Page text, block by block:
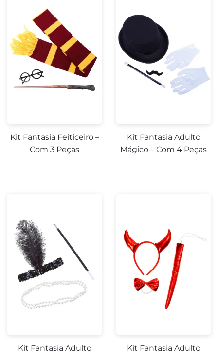
Kit Fantasia Feiticeiro –
Com 3 Peças
Kit Fantasia Adulto
Mágico – Com 4 Peças
Kit Fantasia Adulto
Kit Fantasia Adulto